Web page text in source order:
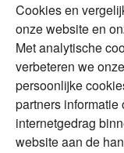
Duurzaam
Tweede huis in
buitenland
DGA
Erfenis
Cookies en
onze website en
Met analytische
verbeteren we
persoonlijke
partners
internetgedrag
website aan de